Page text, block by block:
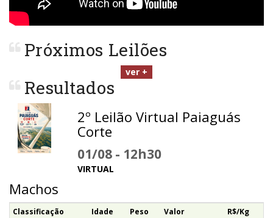
Próximos Leilões
ver +
Resultados
2º Leilão Virtual Paiaguás
Corte
01/08 - 12h30
VIRTUAL
Machos
Classificação Idade Peso Valor
R$/Kg